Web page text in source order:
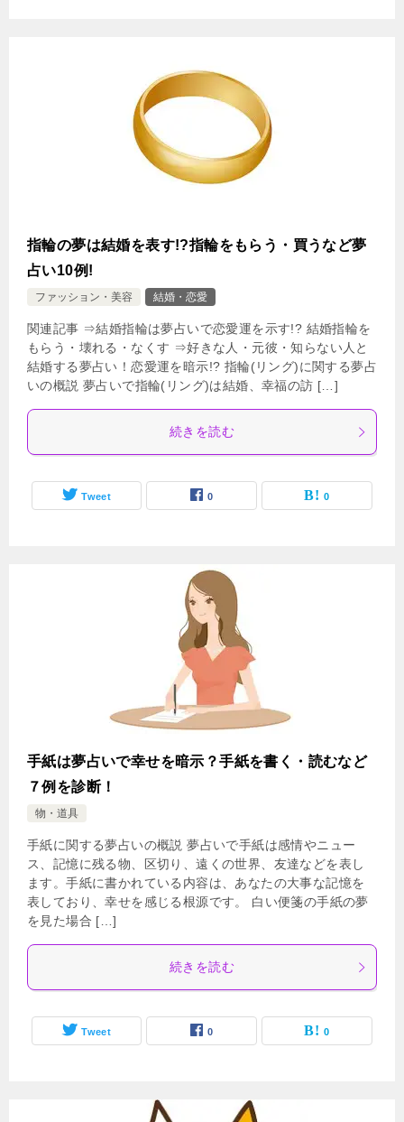
指輪の夢は結婚を表す!?指輪をもらう・買うなど夢
占い10例!
ファッション・美容 結婚・恋愛
関連記事 ⇒結婚指輪は夢占いで恋愛運を示す!? 結婚指輪を
もらう・壊れる・なくす ⇒好きな人・元彼・知らない人と
結婚する夢占い！恋愛運を暗示!? 指輪(リング)に関する夢占
いの概説 夢占いで指輪(リング)は結婚、幸福の訪 […]
続きを読む
Tweet 0 0
手紙は夢占いで幸せを暗示？手紙を書く・読むなど
７例を診断！
物・道具
手紙に関する夢占いの概説 夢占いで手紙は感情やニュー
ス、記憶に残る物、区切り、遠くの世界、友達などを表し
ます。手紙に書かれている内容は、あなたの大事な記憶を
表しており、幸せを感じる根源です。 白い便箋の手紙の夢
を見た場合 […]
続きを読む
Tweet 0 0